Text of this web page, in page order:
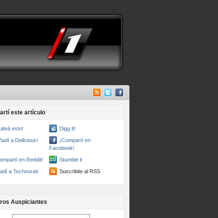
este artículo
esto!
Digg it!
a Delicious!
¡Compartí en
Facebook!
en Reddit!
Stumble it
a Technorati
Suscribite al RSS
Auspiciantes